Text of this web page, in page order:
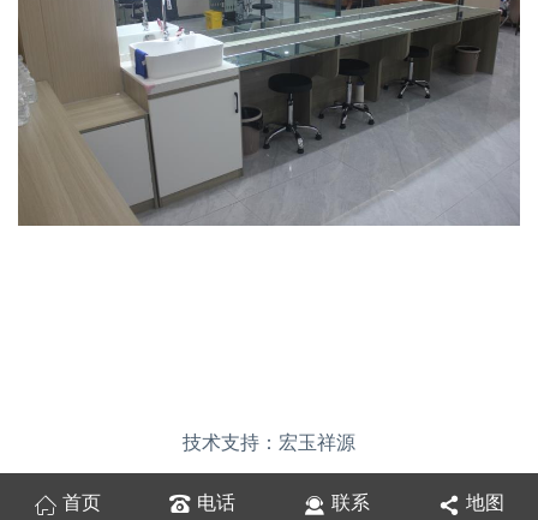
技术支持：宏玉祥源
首页 电话 联系 地图